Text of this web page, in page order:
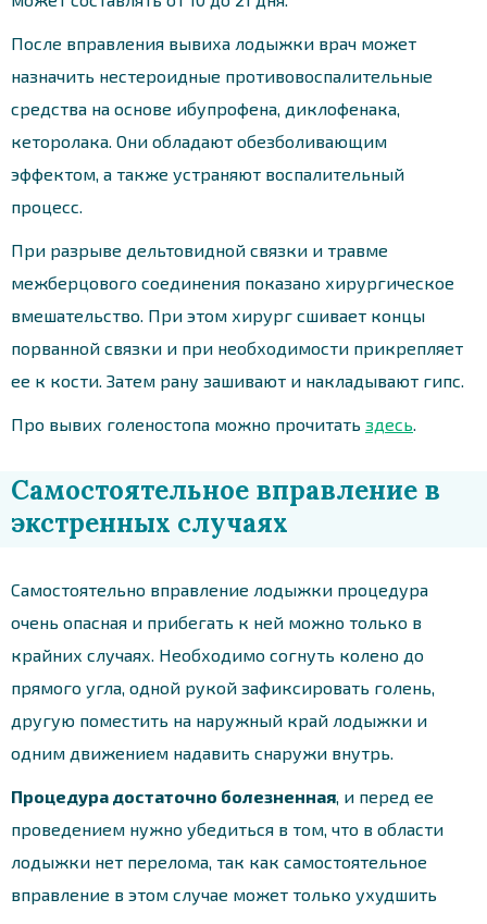
После вправления вывиха лодыжки врач может
назначить нестероидные противовоспалительные
средства на основе ибупрофена, диклофенака,
кеторолака. Они обладают обезболивающим
эффектом, а также устраняют воспалительный
процесс.
При разрыве дельтовидной связки и травме
межберцового соединения показано хирургическое
вмешательство. При этом хирург сшивает концы
порванной связки и при необходимости прикрепляет
ее к кости. Затем рану зашивают и накладывают гипс.
Про вывих голеностопа можно прочитать здесь
Самостоятельное вправление в
экстренных случаях
Самостоятельно вправление лодыжки процедура
очень опасная и прибегать к ней можно только в
крайних случаях. Необходимо согнуть колено до
прямого угла, одной рукой зафиксировать голень,
другую поместить на наружный край лодыжки и
одним движением надавить снаружи внутрь.
Процедура достаточно болезненная , и перед ее
проведением нужно убедиться в том, что в области
лодыжки нет перелома, так как самостоятельное
вправление в этом случае может только ухудшить